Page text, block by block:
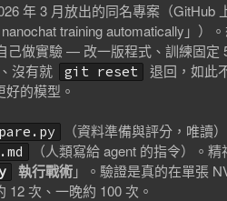
年 3 月放出的同名專案（GitHub
training automatically」）
己做實驗 — 改一版程式、訓練固定
沒有就 git reset
退回，如此
的模型。
（資料準備與評分，唯讀）
（人類寫給 agent 的指令）。
執行戰術」。驗證是真的在單張
次、一晚約 100 次。